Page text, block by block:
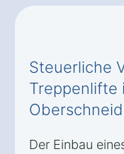
Steuerliche
Treppenlifte
Der Einbau